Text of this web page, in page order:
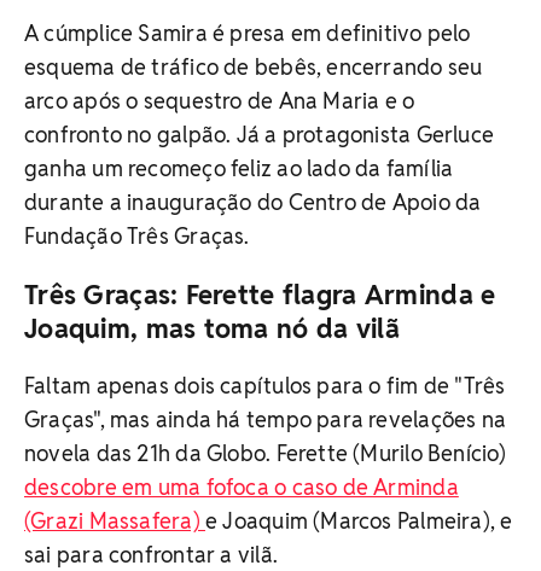
A cúmplice Samira é presa em definitivo pelo
esquema de tráfico de bebês, encerrando seu
arco após o sequestro de Ana Maria e o
confronto no galpão. Já a protagonista Gerluce
ganha um recomeço feliz ao lado da família
durante a inauguração do Centro de Apoio da
Fundação Três Graças.
Três Graças: Ferette flagra Arminda e
Joaquim, mas toma nó da vilã
Faltam apenas dois capítulos para o fim de "Três
Graças", mas ainda há tempo para revelações na
novela das 21h da Globo. Ferette (Murilo Benício)
descobre em uma fofoca o caso de Arminda
(Grazi Massafera) e Joaquim (Marcos Palmeira), e
sai para confrontar a vilã.